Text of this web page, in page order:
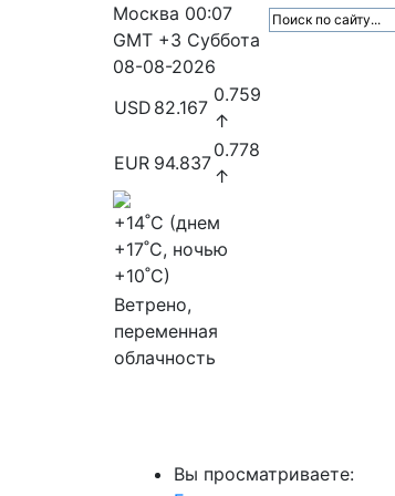
Москва 00:07
GMT +3 Суббота
08-08-2026
USD 82.167
0.759
↑
EUR 94.837
0.778
↑
+14˚C (днем
+17˚C, ночью
+10˚C)
Ветрено,
переменная
облачность
Вы просматриваете: